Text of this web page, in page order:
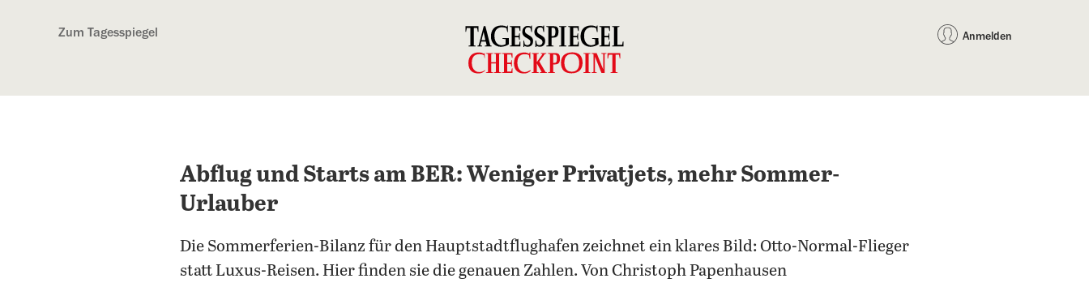
Zum Tagesspiegel Anmelden
Abflug und Starts am BER: Weniger Privatjets, mehr Sommer-
Urlauber
Die Sommerferien-Bilanz für den Hauptstadtflughafen zeichnet ein klares Bild: Otto-Normal-Flieger
statt Luxus-Reisen. Hier finden sie die genauen Zahlen. Von Christoph Papenhausen